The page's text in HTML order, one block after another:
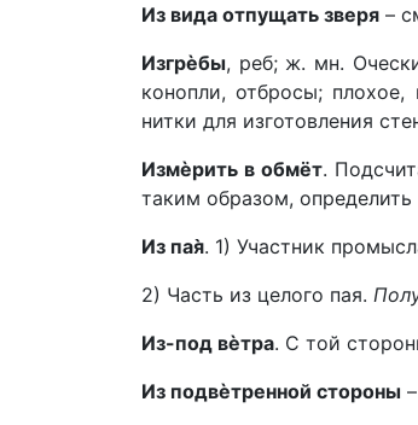
Из вида отпущать зверя –
Изгрèбы, реб; ж. мн.
конопли, отбросы; плохое,
нитки для изготовления
Измèрить в обмёт.
таким образом,
Из пая̀. 1) Участник
2) Часть из целого пая.
Из-под вèтра. С той
Из подвèтренной стороны